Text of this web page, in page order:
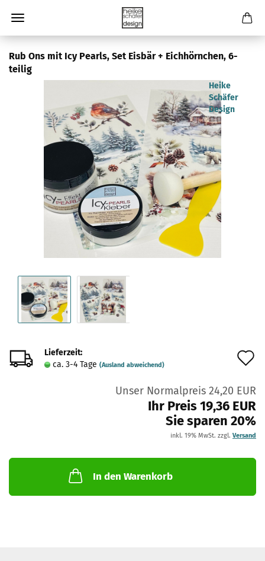
Rub Ons mit Icy Pearls, Set Eisbär + Eichhörnchen, 6-
teilig
Heike
Schäfer
Design
Lieferzeit:
ca. 3-4 Tage (Ausland abweichend)
Unser Normalpreis 24,20 EUR
Ihr Preis 19,36 EUR
Sie sparen 20%
inkl. 19% MwSt. zzgl. Versand
In den Warenkorb